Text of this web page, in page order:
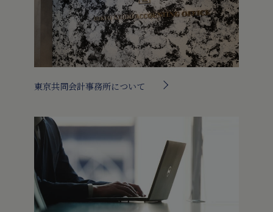
東京共同会計事務所について